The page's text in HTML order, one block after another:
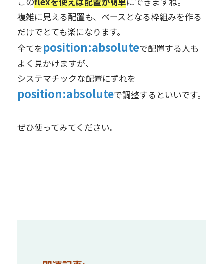
複雑に見える配置も、ベースとなる枠組みを作る
だけでとても楽になります。
全てをposition:absoluteで配置する人も
よく見かけますが、
システマチックな配置にずれを
position:absoluteで調整するといいです。
ぜひ使ってみてください。